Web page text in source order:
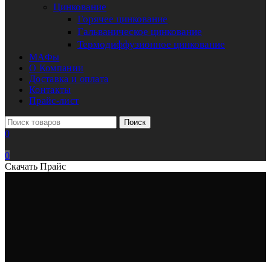
Цинкование
Горячее цинкование
Гальваническое цинкование
Термодиффузионное цинкование
МАФы
О Компании
Доставка и оплата
Контакты
Прайс-лист
Поиск
0
0
Скачать Прайс